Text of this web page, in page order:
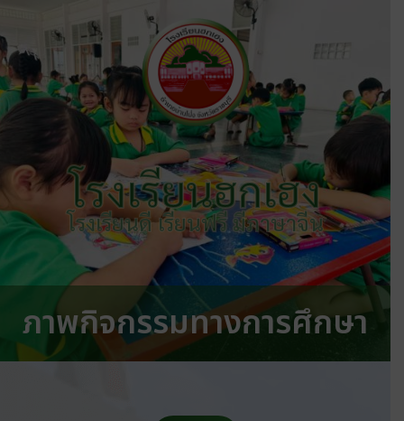
โรงเรียนฮกเฮง
โรงเรียนดี เรียนฟรี มีภาษาจีน
ภาพกิจกรรมทางการศึกษา